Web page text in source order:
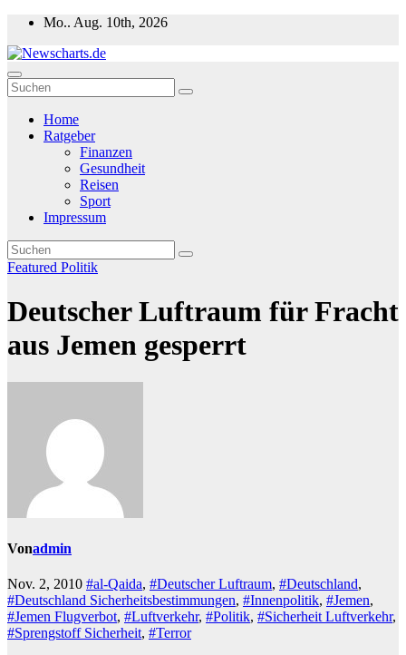
Zum
springen
Mo.. Aug. 10th, 2026
Newscharts.de
Aktuelle News zu Politik, Wirtschaft & Unterhaltung weltweit
Home
Ratgeber
Finanzen
Gesundheit
Reisen
Sport
Impressum
Featured Politik
Deutscher Luftraum für Fracht
aus Jemen gesperrt
Vonadmin
Nov. 2, 2010 #al-Qaida, #Deutscher Luftraum, #Deutschland,
#Deutschland Sicherheitsbestimmungen, #Innenpolitik, #Jemen,
#Jemen Flugverbot, #Luftverkehr, #Politik, #Sicherheit Luftverkehr,
#Sprengstoff Sicherheit, #Terror